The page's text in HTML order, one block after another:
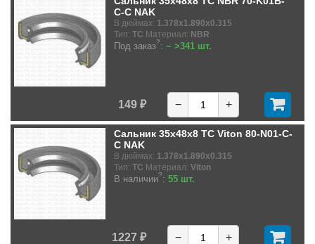
C-C NAK
В дюймах: 1.378x1.890x0.315
Тип: TC Материал: NBR
Под заказ?: ~ >341 шт.
149 ₽ − +
Сальник 35x48x8 TC Viton 80-N01-C-
C NAK
В дюймах: 1.378x1.890x0.315
Тип: TC Материал: Viton
В наличии?: 55 шт.
1227 ₽ − +